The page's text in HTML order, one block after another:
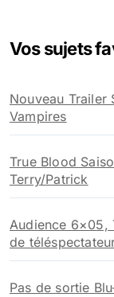
r
e
r
Vos sujets
Nouveau Trailer
Vampires
True Blood
Terry/Patrick
Audience 6×05,
de
Pas de sortie